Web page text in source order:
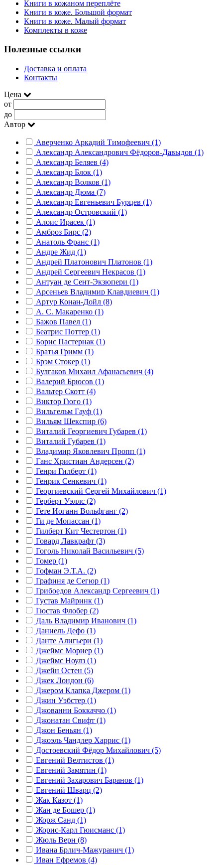
Книги в кожаном переплёте
Книги в коже. Большой формат
Книги в коже. Малый формат
Комплекты в коже
Полезные ссылки
Доставка и оплата
Контакты
Цена
от
до
Автор
Аверченко Аркадий Тимофеевич (1)
Александр Александрович Фёдоров-Давыдов (1)
Александр Беляев (4)
Александр Блок (1)
Александр Волков (1)
Александр Дюма (7)
Александр Евгеньевич Бурцев (1)
Александр Островский (1)
Алоис Ирасек (1)
Амброз Бирс (2)
Анатоль Франс (1)
Андре Жид (1)
Андрей Платонович Платонов (1)
Андрей Сергеевич Некрасов (1)
Антуан де Сент-Экзюпери (1)
Арсеньев Владимир Клавдиевич (1)
Артур Конан-Дойл (8)
А. С. Макаренко (1)
Бажов Павел (1)
Беатрис Поттер (1)
Борис Пастернак (1)
Братья Гримм (1)
Брэм Стокер (1)
Булгаков Михаил Афанасьевич (4)
Валерий Брюсов (1)
Вальтер Скотт (4)
Виктор Гюго (1)
Вильгельм Гауф (1)
Вильям Шекспир (6)
Виталий Георгиевич Губарев (1)
Виталий Губарев (1)
Владимир Яковлевич Пропп (1)
Ганс Христиан Андерсен (2)
Генри Гилберт (1)
Генрик Сенкевич (1)
Георгиевский Сергей Михайлович (1)
Герберт Уэллс (2)
Гете Иоганн Вольфганг (2)
Ги де Мопассан (1)
Гилберт Кит Честертон (1)
Говард Лавкрафт (3)
Гоголь Николай Васильевич (5)
Гомер (1)
Гофман Э.Т.А. (2)
Графиня де Сегюр (1)
Грибоедов Александр Сергеевич (1)
Густав Майринк (1)
Гюстав Флобер (2)
Даль Владимир Иванович (1)
Даниель Дефо (1)
Данте Алигьери (1)
Джеймс Мориер (1)
Джеймс Ноулз (1)
Джейн Остен (5)
Джек Лондон (6)
Джером Клапка Джером (1)
Джин Уэбстер (1)
Джованни Боккаччо (1)
Джонатан Свифт (1)
Джон Беньян (1)
Джоэль Чандлер Харрис (1)
Достоевский Фёдор Михайлович (5)
Евгений Велтистов (1)
Евгений Замятин (1)
Евгений Захарович Баранов (1)
Евгений Шварц (2)
Жак Казот (1)
Жан де Бошер (1)
Жорж Санд (1)
Жорис-Карл Гюисманс (1)
Жюль Верн (8)
Ивана Брлич-Мажуранич (1)
Иван Ефремов (4)